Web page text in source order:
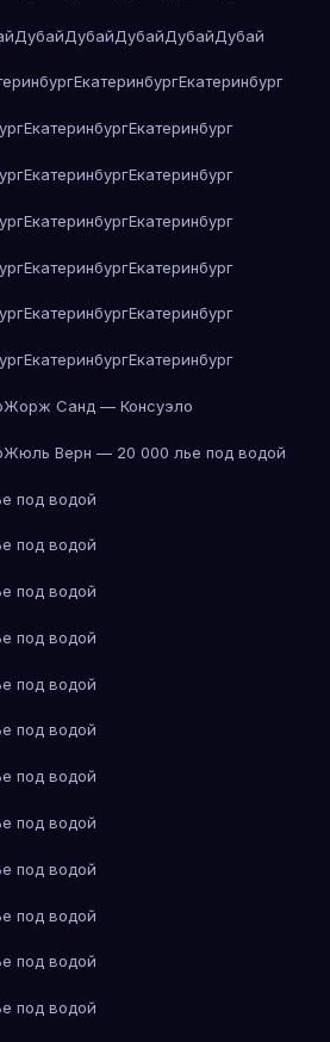
ДубайДубайДубайДубайДубай
ЕкатеринбургЕкатеринбург
ЕкатеринбургЕкатеринбург
ЕкатеринбургЕкатеринбург
ЕкатеринбургЕкатеринбург
ЕкатеринбургЕкатеринбург
ЕкатеринбургЕкатеринбург
ЕкатеринбургЕкатеринбург
Жорж Санд — Консуэло
Жюль Верн — 20 000 лье под водой
под водой
под водой
под водой
под водой
под водой
под водой
под водой
под водой
под водой
под водой
под водой
под водой